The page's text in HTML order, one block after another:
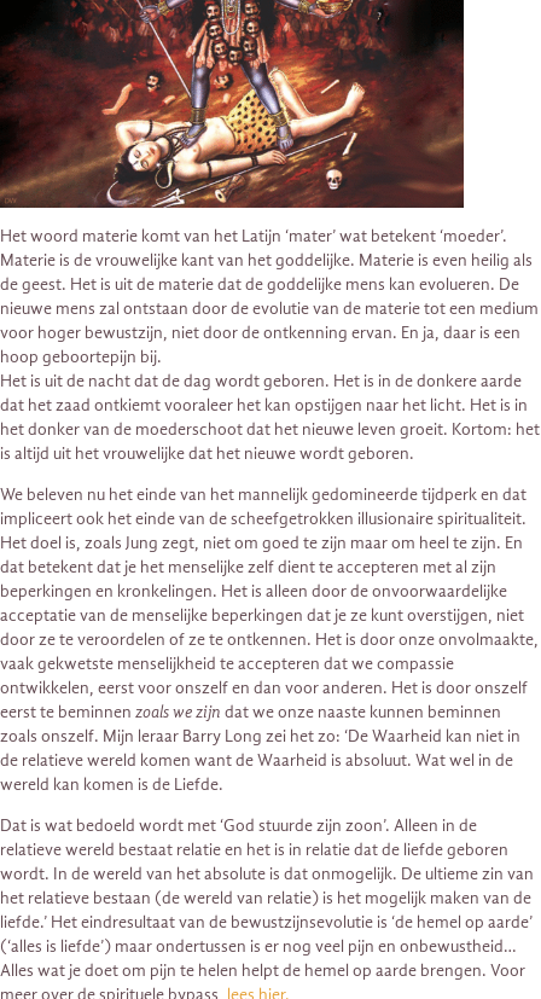
Het woord materie komt van het Latijn ‘mater’ wat betekent ‘moeder’.
Materie is de vrouwelijke kant van het goddelijke. Materie is even heilig als
de geest. Het is uit de materie dat de goddelijke mens kan evolueren. De
nieuwe mens zal ontstaan door de evolutie van de materie tot een medium
voor hoger bewustzijn, niet door de ontkenning ervan. En ja, daar is een
hoop geboortepijn bij.
Het is uit de nacht dat de dag wordt geboren. Het is in de donkere aarde
dat het zaad ontkiemt vooraleer het kan opstijgen naar het licht. Het is in
het donker van de moederschoot dat het nieuwe leven groeit. Kortom: het
is altijd uit het vrouwelijke dat het nieuwe wordt geboren.
We beleven nu het einde van het mannelijk gedomineerde tijdperk en dat
impliceert ook het einde van de scheefgetrokken illusionaire spiritualiteit.
Het doel is, zoals Jung zegt, niet om goed te zijn maar om heel te zijn. En
dat betekent dat je het menselijke zelf dient te accepteren met al zijn
beperkingen en kronkelingen. Het is alleen door de onvoorwaardelijke
acceptatie van de menselijke beperkingen dat je ze kunt overstijgen, niet
door ze te veroordelen of ze te ontkennen. Het is door onze onvolmaakte,
vaak gekwetste menselijkheid te accepteren dat we compassie
ontwikkelen, eerst voor onszelf en dan voor anderen. Het is door onszelf
eerst te beminnen zoals we zijn dat we onze naaste kunnen beminnen
zoals onszelf. Mijn leraar Barry Long zei het zo: ‘De Waarheid kan niet in
de relatieve wereld komen want de Waarheid is absoluut. Wat wel in de
wereld kan komen is de Liefde.
Dat is wat bedoeld wordt met ‘God stuurde zijn zoon’. Alleen in de
relatieve wereld bestaat relatie en het is in relatie dat de liefde geboren
wordt. In de wereld van het absolute is dat onmogelijk. De ultieme zin van
het relatieve bestaan (de wereld van relatie) is het mogelijk maken van de
liefde.’ Het eindresultaat van de bewustzijnsevolutie is ‘de hemel op aarde’
(‘alles is liefde’) maar ondertussen is er nog veel pijn en onbewustheid…
Alles wat je doet om pijn te helen helpt de hemel op aarde brengen. Voor
meer over de spirituele bypass, lees hier.